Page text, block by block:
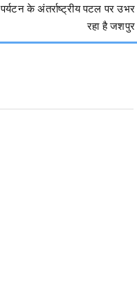
पर्यटन के अंतर्राष्ट्रीय पटल पर उभर
रहा है जशपुर